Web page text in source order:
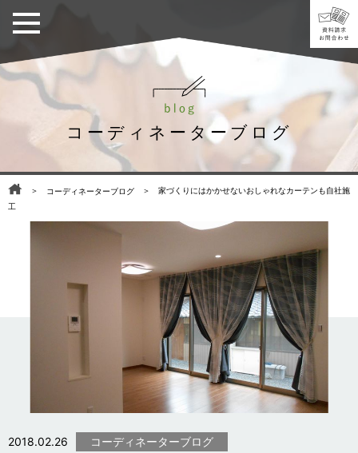
コーディネーターブログ
＞ コーディネーターブログ ＞ 家づくりにはかかせないおしゃれなカーテンも自社施
工
2018.02.26 コーディネーターブログ